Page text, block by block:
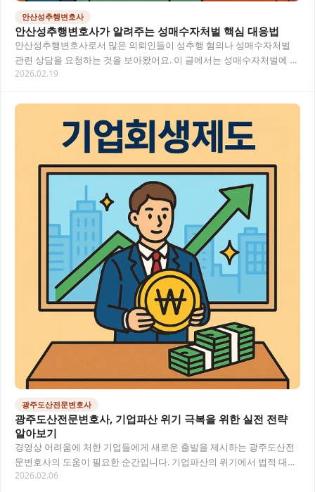
안산성추행변호사
안산성추행변호사가 알려주는 성매수자처벌 핵심 대응법
안산성추행변호사로서 많은 의뢰인들이 성추행 혐의나 성매수자처벌
관련 상담을 요청하는 것을 보아왔어요. 이 글에서는 성매수자처벌에 관
한 법적 정보와 대응 방법을 쉽게 설명해 드릴게요…
2026.02.19
광주도산전문변호사
광주도산전문변호사, 기업파산 위기 극복을 위한 실전 전략
알아보기
경영상 어려움에 처한 기업들에게 새로운 출발을 제시하는 광주도산전
문변호사의 도움이 필요한 순간입니다. 기업파산의 위기에서 법적 대응
방안과 회생의 기회를 찾는 방법을 알아봅니다.…
2026.02.06